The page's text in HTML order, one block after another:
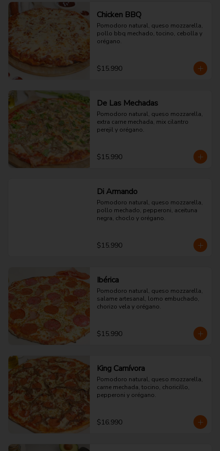
Chicken BBQ
Pomodoro natural, queso mozzarella,
pollo bbq mechado, tocino, cebolla y
orégano.
$15.990
De Las Mechadas
Pomodoro natural, queso mozzarella,
extra carne mechada, mix cilantro
perejil y orégano.
$15.990
Di Armando
Pomodoro natural, queso mozzarella,
pollo mechado, pepperoni, aceituna
negra, choclo y orégano.
$15.990
Ibérica
Pomodoro natural, queso mozzarella,
salame artesanal, lomo embuchado,
chorizo vela y orégano.
$15.990
King Carnívora
Pomodoro natural, queso mozzarella,
carne mechada, tocino, choricillo,
pepperoni y orégano.
$16.990